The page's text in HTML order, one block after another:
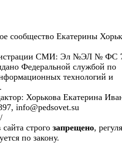
сообщество Екатерины
СМИ: Эл №ЭЛ № ФС
Федеральной службой по
технологий и
Хорькова Екатерина
info@pedsovet.su
строго запрещено,
по закону.